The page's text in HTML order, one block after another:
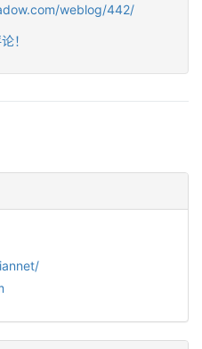
weblog/442/
！